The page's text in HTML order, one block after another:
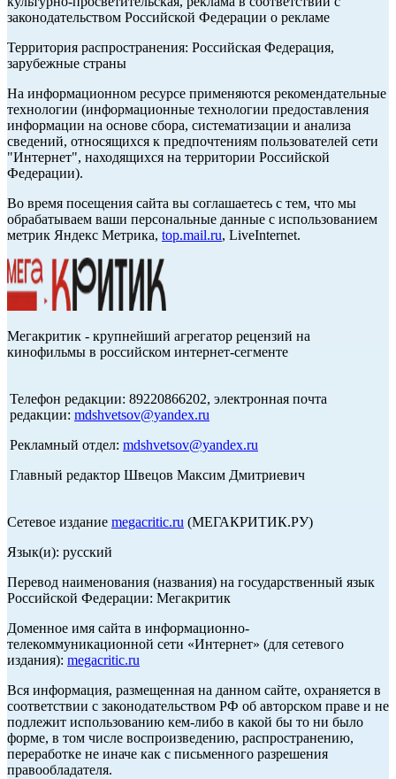
законодательством Российской Федерации о рекламе
Территория распространения: Российская Федерация,
зарубежные страны
На информационном ресурсе применяются рекомендательные
технологии (информационные технологии предоставления
информации на основе сбора, систематизации и анализа
сведений, относящихся к предпочтениям пользователей сети
"Интернет", находящихся на территории Российской
Федерации).
Во время посещения сайта вы соглашаетесь с тем, что мы
обрабатываем ваши персональные данные с использованием
метрик Яндекс Метрика, top.mail.ru, LiveInternet.
Мегакритик - крупнейший агрегатор рецензий на
кинофильмы в российском интернет-сегменте
Телефон редакции: 89220866202, электронная почта
редакции: mdshvetsov@yandex.ru
Рекламный отдел: mdshvetsov@yandex.ru
Главный редактор Швецов Максим Дмитриевич
Сетевое издание megacritic.ru (МЕГАКРИТИК.РУ)
Язык(и): русский
Перевод наименования (названия) на государственный язык
Российской Федерации: Мегакритик
Доменное имя сайта в информационно-
телекоммуникационной сети «Интернет» (для сетевого
издания): megacritic.ru
Вся информация, размещенная на данном сайте, охраняется в
соответствии с законодательством РФ об авторском праве и не
подлежит использованию кем-либо в какой бы то ни было
форме, в том числе воспроизведению, распространению,
переработке не иначе как с письменного разрешения
правообладателя.